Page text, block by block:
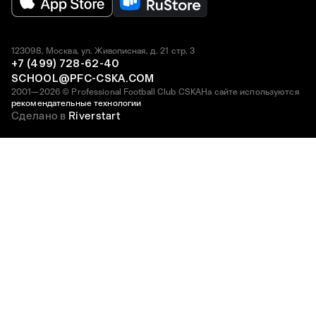
2001—2026 © Professional Football Club CSKAНа сайте используются
рекомендательные технологии
123098, Москва, ул. Живописная, д. 21 стр. 3
+7 (499) 728-62-40
SCHOOL@PFC-CSKA.COM
Сделано в Riverstart